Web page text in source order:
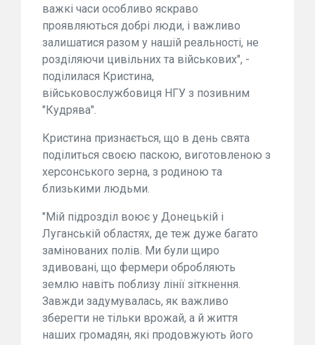
важкі часи особливо яскраво
проявляються добрі люди, і важливо
залишатися разом у нашій реальності, не
розділяючи цивільних та військових", -
поділилася Кристина,
військовослужбовиця НГУ з позивним
"Кудрява".
Кристина признається, що в день свята
поділиться своєю паскою, виготовленою з
херсонського зерна, з родиною та
близькими людьми.
"Мій підрозділ воює у Донецькій і
Луганській областях, де теж дуже багато
замінованих полів. Ми були щиро
здивовані, що фермери обробляють
землю навіть поблизу лінії зіткнення.
Завжди задумувалась, як важливо
зберегти не тільки врожай, а й життя
наших громадян, які продовжують його